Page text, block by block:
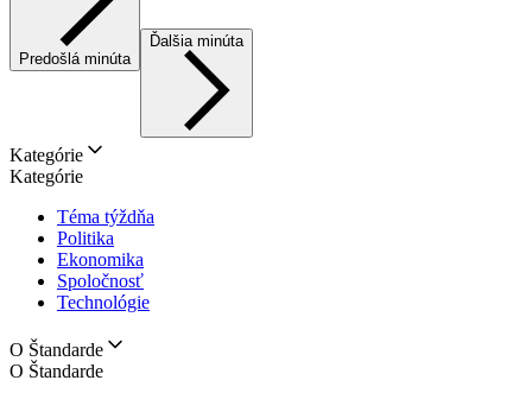
Predošlá minúta
Ďalšia minúta
Kategórie
Kategórie
Téma týždňa
Politika
Ekonomika
Spoločnosť
Technológie
O Štandarde
O Štandarde